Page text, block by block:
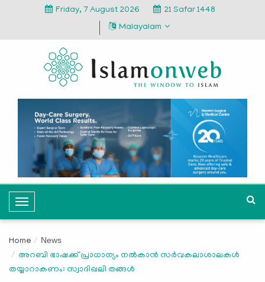
Friday, 7 August 2026
21 Safar 1448
Malayalam
T
o
g
l
e
Home News
അറബി ഭാഷക്ക് പ്രാധാന്യം നല്‍കാന്‍ സര്‍വകലാശാലകള്‍
തയ്യാറാകണം: സ്വാദിഖലി തങ്ങള്‍